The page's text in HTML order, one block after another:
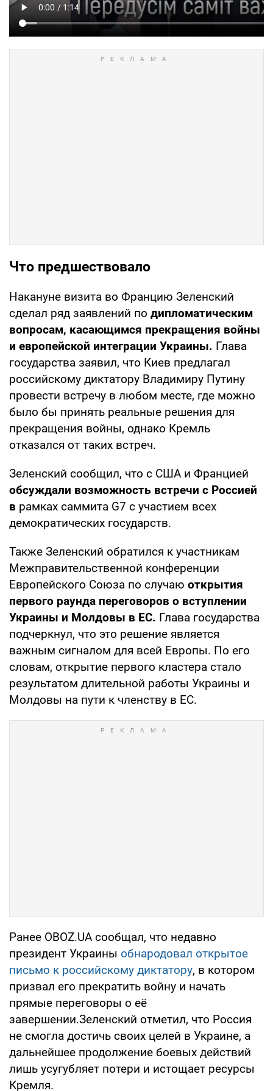
Что предшествовало
Накануне визита во Францию Зеленский
сделал ряд заявлений по дипломатическим
вопросам, касающимся прекращения войны
и европейской интеграции Украины. Глава
государства заявил, что Киев предлагал
российскому диктатору Владимиру Путину
провести встречу в любом месте, где можно
было бы принять реальные решения для
прекращения войны, однако Кремль
отказался от таких встреч.
Зеленский сообщил, что с США и Францией
обсуждали возможность встречи с Россией
в рамках саммита G7 с участием всех
демократических государств.
Также Зеленский обратился к участникам
Межправительственной конференции
Европейского Союза по случаю открытия
первого раунда переговоров о вступлении
Украины и Молдовы в ЕС. Глава государства
подчеркнул, что это решение является
важным сигналом для всей Европы. По его
словам, открытие первого кластера стало
результатом длительной работы Украины и
Молдовы на пути к членству в ЕС.
Ранее OBOZ.UA сообщал, что недавно
президент Украины обнародовал открытое
письмо к российскому диктатору, в котором
призвал его прекратить войну и начать
прямые переговоры о её
завершении.Зеленский отметил, что Россия
не смогла достичь своих целей в Украине, а
дальнейшее продолжение боевых действий
лишь усугубляет потери и истощает ресурсы
Кремля.